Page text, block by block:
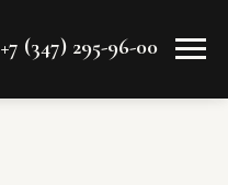
+7 (347) 295-96-00